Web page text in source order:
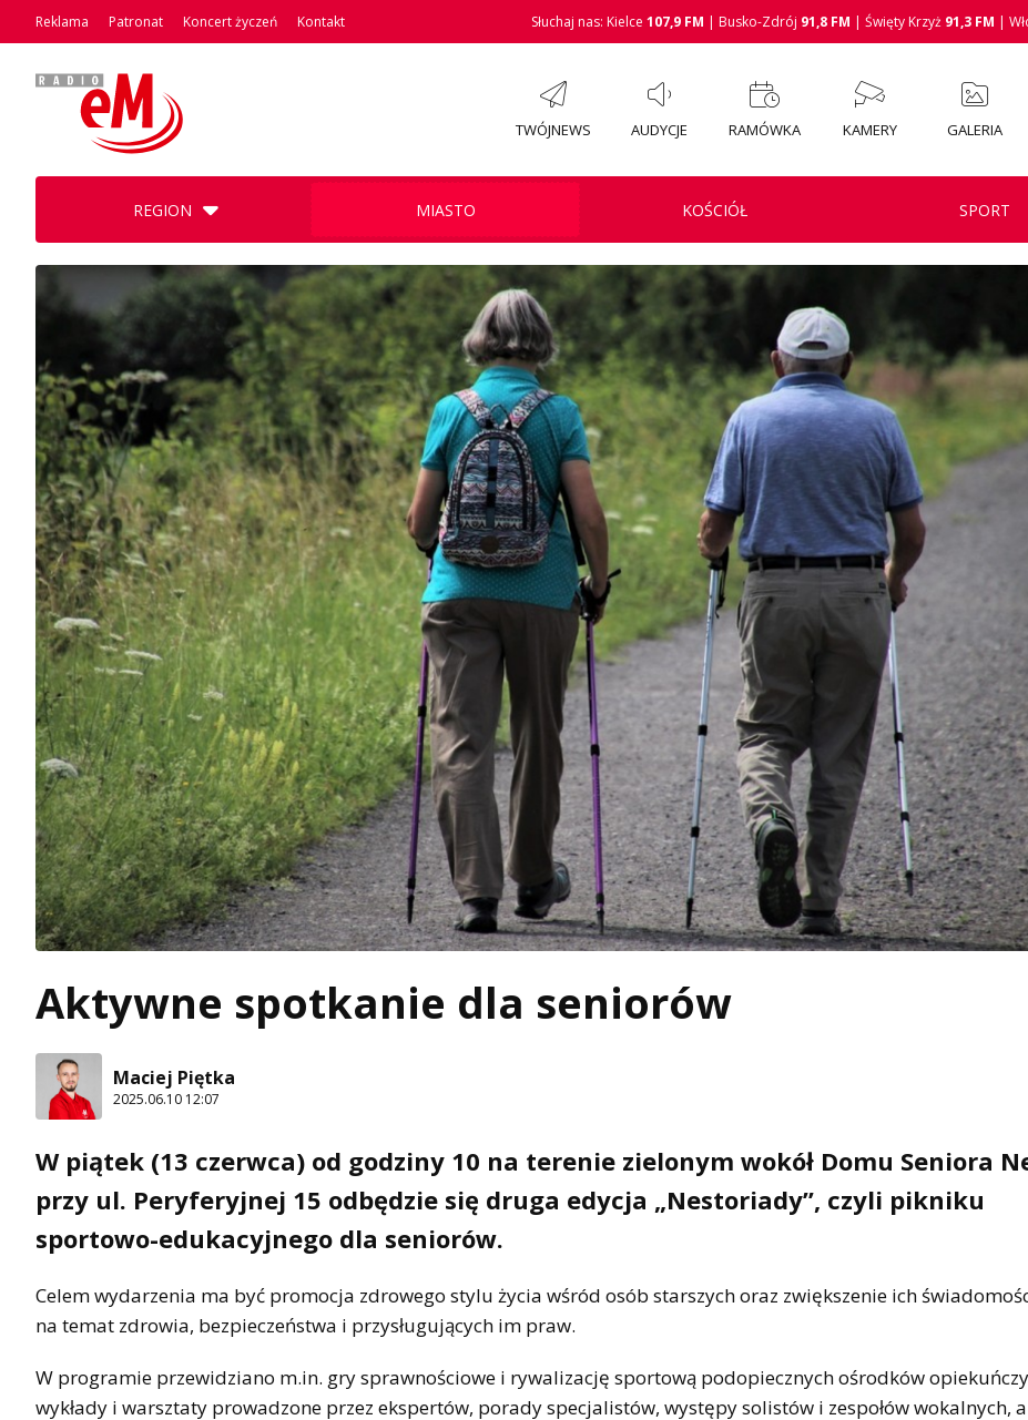
Reklama Patronat Koncert życzeń Kontakt Słuchaj nas: Kielce 107,9 FM | Busko-Zdrój 91,8 FM | Święty Krzyż 91,3 FM |
TWÓJNEWS AUDYCJE RAMÓWKA KAMERY GALERIA
REGION MIASTO KOŚCIÓŁ SPORT
Aktywne spotkanie dla seniorów
Maciej Piętka
2025.06.10 12:07
W piątek (13 czerwca) od godziny 10 na terenie zielonym wokół Domu Seniora
przy ul. Peryferyjnej 15 odbędzie się druga edycja „Nestoriady”, czyli pikniku
sportowo-edukacyjnego dla seniorów.
Celem wydarzenia ma być promocja zdrowego stylu życia wśród osób starszych oraz zwiększenie ich
na temat zdrowia, bezpieczeństwa i przysługujących im praw.
W programie przewidziano m.in. gry sprawnościowe i rywalizację sportową podopiecznych ośrodków
wykłady i warsztaty prowadzone przez ekspertów, porady specjalistów, występy solistów i zespołów wokalnych,